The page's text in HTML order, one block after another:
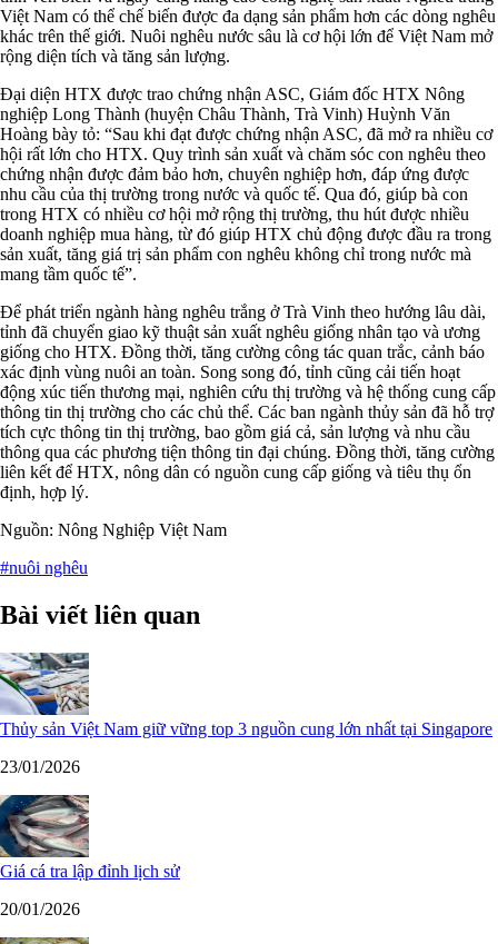
Việt Nam có thể chế biến được đa dạng sản phẩm hơn các dòng nghêu
khác trên thế giới. Nuôi nghêu nước sâu là cơ hội lớn để Việt Nam mở
rộng diện tích và tăng sản lượng.
Đại diện HTX được trao chứng nhận ASC, Giám đốc HTX Nông
nghiệp Long Thành (huyện Châu Thành, Trà Vinh) Huỳnh Văn
Hoàng bày tỏ: “Sau khi đạt được chứng nhận ASC, đã mở ra nhiều cơ
hội rất lớn cho HTX. Quy trình sản xuất và chăm sóc con nghêu theo
chứng nhận được đảm bảo hơn, chuyên nghiệp hơn, đáp ứng được
nhu cầu của thị trường trong nước và quốc tế. Qua đó, giúp bà con
trong HTX có nhiều cơ hội mở rộng thị trường, thu hút được nhiều
doanh nghiệp mua hàng, từ đó giúp HTX chủ động được đầu ra trong
sản xuất, tăng giá trị sản phẩm con nghêu không chỉ trong nước mà
mang tầm quốc tế”.
Để phát triển ngành hàng nghêu trắng ở Trà Vinh theo hướng lâu dài,
tỉnh đã chuyển giao kỹ thuật sản xuất nghêu giống nhân tạo và ương
giống cho HTX. Đồng thời, tăng cường công tác quan trắc, cảnh báo
xác định vùng nuôi an toàn. Song song đó, tỉnh cũng cải tiến hoạt
động xúc tiến thương mại, nghiên cứu thị trường và hệ thống cung cấp
thông tin thị trường cho các chủ thể. Các ban ngành thủy sản đã hỗ trợ
tích cực thông tin thị trường, bao gồm giá cả, sản lượng và nhu cầu
thông qua các phương tiện thông tin đại chúng. Đồng thời, tăng cường
liên kết để HTX, nông dân có nguồn cung cấp giống và tiêu thụ ổn
định, hợp lý.
Nguồn: Nông Nghiệp Việt Nam
#nuôi nghêu
Bài viết liên quan
Thủy sản Việt Nam giữ vững top 3 nguồn cung lớn nhất tại Singapore
23/01/2026
Giá cá tra lập đỉnh lịch sử
20/01/2026